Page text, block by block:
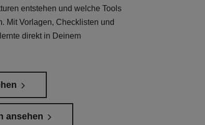
entstehen und welche Tools
Mit Vorlagen, Checklisten und
direkt in Deinem
ansehen